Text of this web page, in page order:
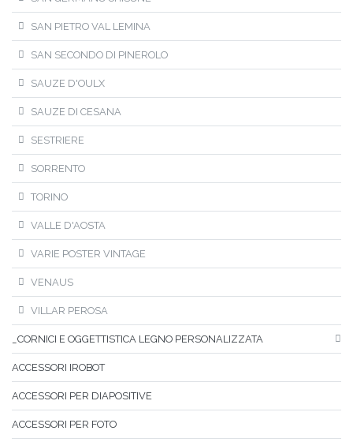
SAN PIETRO VAL LEMINA
SAN SECONDO DI PINEROLO
SAUZE D'OULX
SAUZE DI CESANA
SESTRIERE
SORRENTO
TORINO
VALLE D'AOSTA
VARIE POSTER VINTAGE
VENAUS
VILLAR PEROSA
_CORNICI E OGGETTISTICA LEGNO PERSONALIZZATA
ACCESSORI IROBOT
ACCESSORI PER DIAPOSITIVE
ACCESSORI PER FOTO